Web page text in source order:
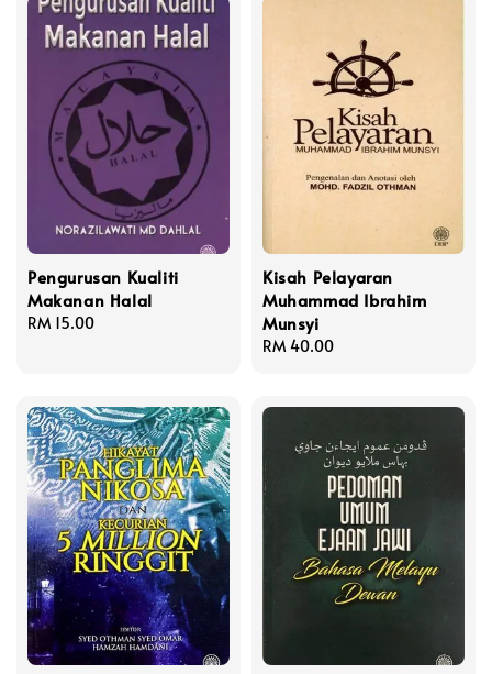
Pengurusan Kualiti
Makanan Halal
Regular
RM 15.00
Kisah Pelayaran
Muhammad Ibrahim
Munsyi
Regular
RM 40.00